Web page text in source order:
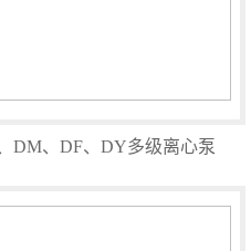
DM、DF、DY多级离心泵